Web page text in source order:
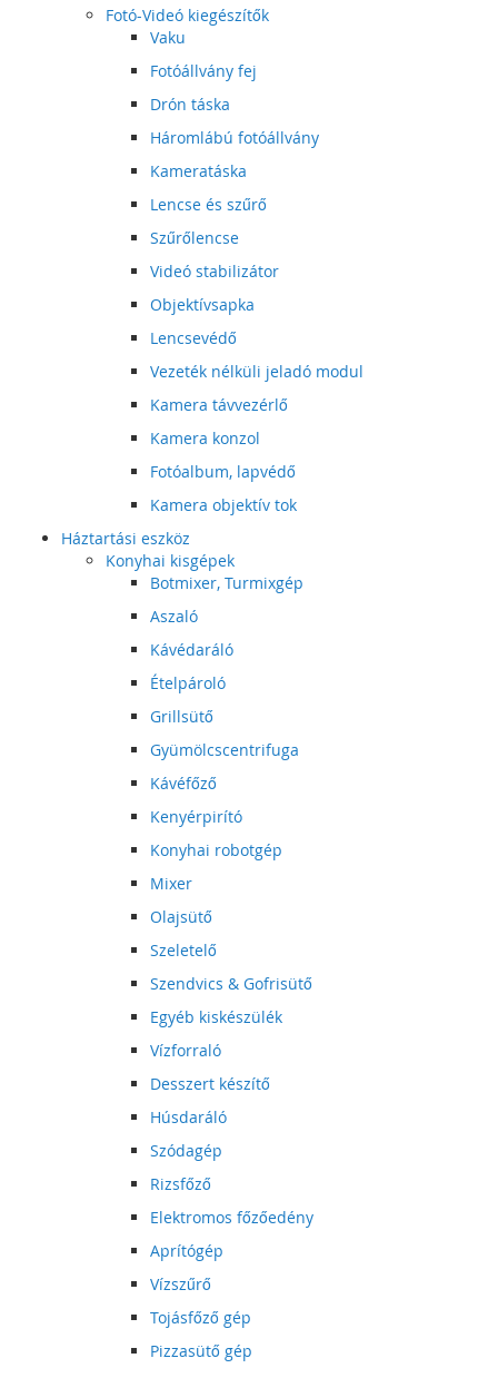
Fotó-Videó kiegészítők
Vaku
Fotóállvány fej
Drón táska
Háromlábú fotóállvány
Kameratáska
Lencse és szűrő
Szűrőlencse
Videó stabilizátor
Objektívsapka
Lencsevédő
Vezeték nélküli jeladó modul
Kamera távvezérlő
Kamera konzol
Fotóalbum, lapvédő
Kamera objektív tok
Háztartási eszköz
Konyhai kisgépek
Botmixer, Turmixgép
Aszaló
Kávédaráló
Ételpároló
Grillsütő
Gyümölcscentrifuga
Kávéfőző
Kenyérpirító
Konyhai robotgép
Mixer
Olajsütő
Szeletelő
Szendvics & Gofrisütő
Egyéb kiskészülék
Vízforraló
Desszert készítő
Húsdaráló
Szódagép
Rizsfőző
Elektromos főzőedény
Aprítógép
Vízszűrő
Tojásfőző gép
Pizzasütő gép